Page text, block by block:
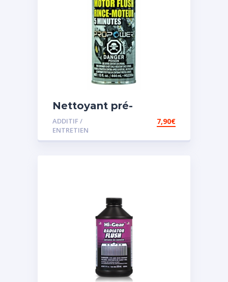
Nettoyant pré-
vidange
ADDITIF /
ENTRETIEN
7,90€